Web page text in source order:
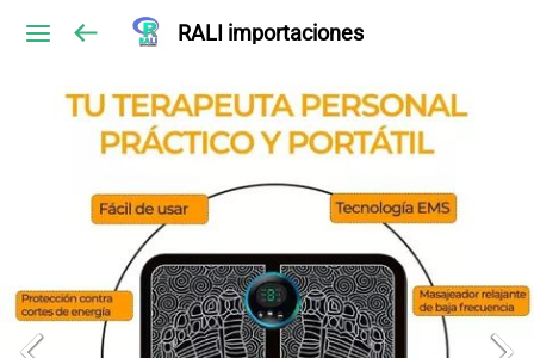
RALI importaciones